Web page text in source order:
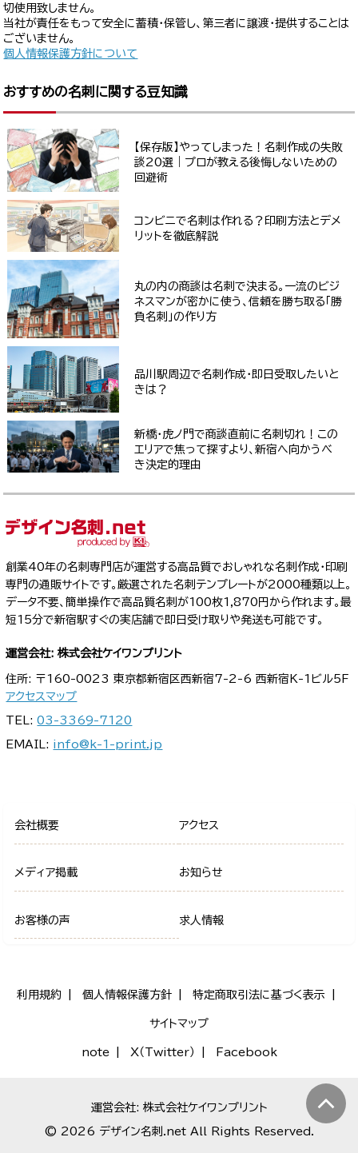
切使用致しません。
当社が責任をもって安全に蓄積・保管し、第三者に譲渡・提供することは
ございません。
個人情報保護方針について
おすすめの名刺に関する豆知識
【保存版】やってしまった！名刺作成の失敗
談20選｜プロが教える後悔しないための
回避術
コンビニで名刺は作れる？印刷方法とデメ
リットを徹底解説
丸の内の商談は名刺で決まる。一流のビジ
ネスマンが密かに使う、信頼を勝ち取る「勝
負名刺」の作り方
品川駅周辺で名刺作成・即日受取したいと
きは？
新橋・虎ノ門で商談直前に名刺切れ！この
エリアで焦って探すより、新宿へ向かうべ
き決定的理由
創業40年の名刺専門店が運営する高品質でおしゃれな名刺作成・印刷
専門の通販サイトです。厳選された名刺テンプレートが2000種類以上。
データ不要、簡単操作で高品質名刺が100枚1,870円から作れます。最
短15分で新宿駅すぐの実店舗で即日受け取りや発送も可能です。
運営会社: 株式会社ケイワンプリント
住所: 〒160-0023 東京都新宿区西新宿7-2-6 西新宿K-1ビル5F
アクセスマップ
TEL:03-3369-7120
EMAIL: info@k-1-print.jp
会社概要 アクセス
メディア掲載 お知らせ
お客様の声 求人情報
利用規約 個人情報保護方針 特定商取引法に基づく表示
サイトマップ
note X（Twitter） Facebook
運営会社: 株式会社ケイワンプリント
© 2026 デザイン名刺.net All Rights Reserved.